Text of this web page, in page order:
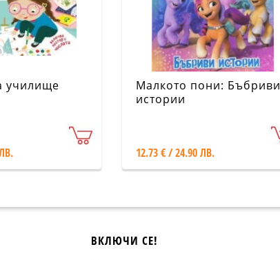
училище
Малкото пони: Бъбриви
истории
12.73 € / 24.90 ЛВ.
ВКЛЮЧИ СЕ!